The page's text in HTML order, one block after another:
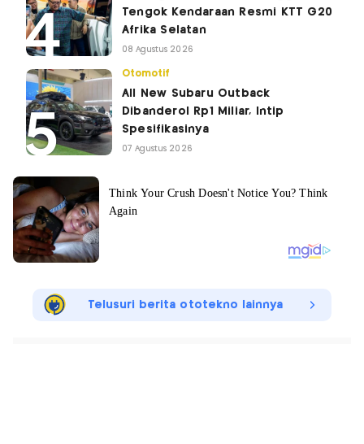
Tengok Kendaraan Resmi KTT G20
Afrika Selatan
08 Agustus 2026
Otomotif
All New Subaru Outback
Dibanderol Rp1 Miliar, Intip
Spesifikasinya
07 Agustus 2026
Telusuri berita ototekno lainnya